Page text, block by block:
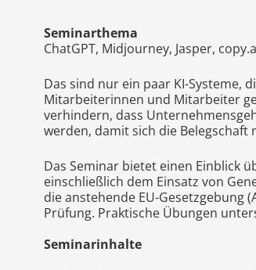
Seminarthema
ChatGPT, Midjourney, Jasper,
Das sind nur ein paar KI-Systeme,
Mitarbeiterinnen und Mitarbeiter
verhindern, dass
werden, damit sich die Belegschaft
Das Seminar bietet einen Einblick
einschließlich dem Einsatz von
die anstehende EU-Gesetzgebung
Prüfung. Praktische Übungen
Seminarinhalte